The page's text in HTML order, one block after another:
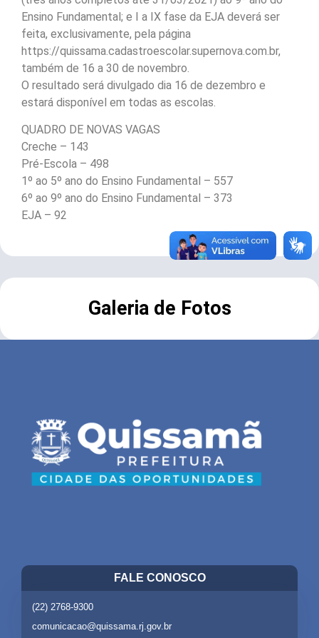
Ensino Fundamental; e I a IX fase da EJA deverá ser
feita, exclusivamente, pela página
https://quissama.cadastroescolar.supernova.com.br,
também de 16 a 30 de novembro.
O resultado será divulgado dia 16 de dezembro e
estará disponível em todas as escolas.
QUADRO DE NOVAS VAGAS
Creche – 143
Pré-Escola – 498
1º ao 5º ano do Ensino Fundamental – 557
6º ao 9º ano do Ensino Fundamental – 373
EJA – 92
Galeria de Fotos
FALE CONOSCO
(22) 2768-9300
comunicacao@quissama.rj.gov.br